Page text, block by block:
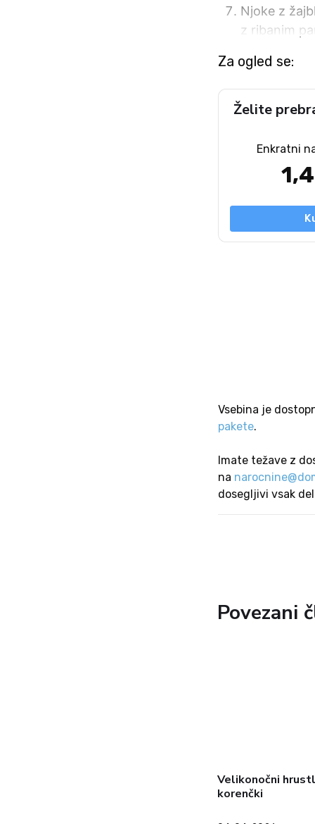
Njoke z
z ribanim
Za ogled se:
Želite
Enkratni
Vsebina je
pakete.
Imate težave z
na
dosegljivi vsak
Povezani
Velikonočni
korenčki